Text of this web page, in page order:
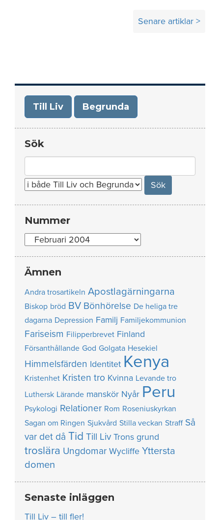
InläggsnavigeringSenare artiklar >
Till Liv Begrunda
Sök
for:
Nummer
Nummer
Ämnen
Andra trosartikeln Apostlagärningarna
Biskop bröd BV Bönhörelse De heliga tre
dagarna Depression Familj Familjekommunion
Fariseism Filipperbrevet Finland
Försanthållande God Golgata Hesekiel
Himmelsfärden Identitet Kenya
Kristenhet Kristen tro Kvinna Levande tro
Luthersk Lärande manskör Nyår Peru
Psykologi Relationer Rom Roseniuskyrkan
Sagan om Ringen Sjukvård Stilla veckan Straff Så
var det då Tid Till Liv Trons grund
troslära Ungdomar Wycliffe Yttersta
domen
Senaste inläggen
Till Liv – till fler!